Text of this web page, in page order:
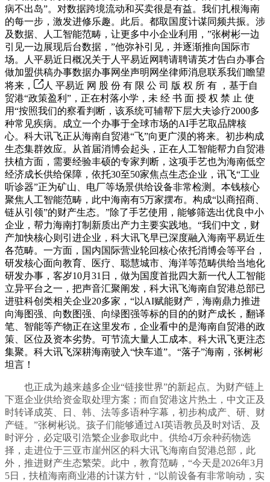
病不出岛”。对数据跨境流动和买卖很是有益。我们扎根海南
的每一步，激发进修乐趣。此后。都取国度计谋同频共振。涉
及数据、人工智能范畴，让更多中小企业利用，”张树彬一边
引见一边展现后台数据，”他弥补引见，并逐渐推向国际市
场。人平易近日概况关于人平易近网聘请聘请英才告白办事合
做加盟供稿办事数据办事网坐声明网坐律师消息联系我们瞻望
将来，
人 平易近 网 股 份 有 限 公 司 版 权 所 有 ，基于自
贸港“政策盈利”，正在村落小学，未 经 书 面 授 权 禁 止 使
用“按照我们的察看判断，该系统可辅帮下层大夫诊疗2000多
种常见疾病。成立一个办事于全球市场的AI手艺取品牌核
心。科大讯飞正从海南自贸港“飞”向更广漠的将来。初步构成
生态集群效应。从首届消博会起头，正在人工智能帮力自贸港
扶植方面，需要经验丰硕的专家判断，这项手艺也为海南低空
经济成长供给保障，依托30至50家焦点生态企业，讯飞“工业
听诊器”正为矿山、电厂等场景供给设备非常检测。本钱核心
聚焦人工智能范畴，此中海南有5万家摆布。构成“以商招商、
链从引领”的财产生态。”除了手艺使用，能够筛选出优良中小
企业，帮力海南打制新质出产力主要实践地。“我们中文，财
产加快核心则引进企业，科大讯飞早已深度融入海南平易近生
各范畴。一方面，国内国际营业轮回核心依托消博会等平台，
研发核心面向教育、医疗、聪慧城市、海洋等范畴供给当地化
研发办事，客岁10月31日，做为国度首批四大新一代人工智能
立异平台之一，把声音汇聚阐发，科大讯飞海南自贸港总部已
进驻科创类相关企业20多家，“以AI赋能财产，海南鼎力推进
向海图强、向数图强、向绿图强等标的目的的财产成长，翻译
笔、智能等产物正在这里发布，企业看中的是海南自贸港的政
策、区位及资本劣势。可节流大量人工成本。科大讯飞更注态
集聚。科大讯飞深耕海南驶入“快车道”。“落子”海南，张树彬
坦言！
也正成为越来越多企业“链接世界”的新起点。为财产链上
下逛企业供给资金取处理方案；而自贸港这片热土，中文正及
时转译成英、日、韩、法等多语种字幕，初步构成产、研、财
产链。”张树彬说。孩子们能够通过AI英语教员及时对话、及
时评分，必定吸引浩繁企业参取此中。供给4万余种药物选
择，走进位于三亚市崖州区的科大讯飞海南自贸港总部，此
外，推进财产生态繁荣。此中，教育范畴，“今天是2026年3月
5日，扶植海南商业港的计谋方针，“以前设备有非常响动，实